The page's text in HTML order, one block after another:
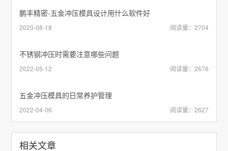
鹏丰精密-五金冲压模具设计用什么软件好
2023-08-18 阅读量：2704
不锈钢冲压时需要注意哪些问题
2022-05-12 阅读量：2676
五金冲压模具的日常养护管理
2022-04-06 阅读量：2627
相关文章